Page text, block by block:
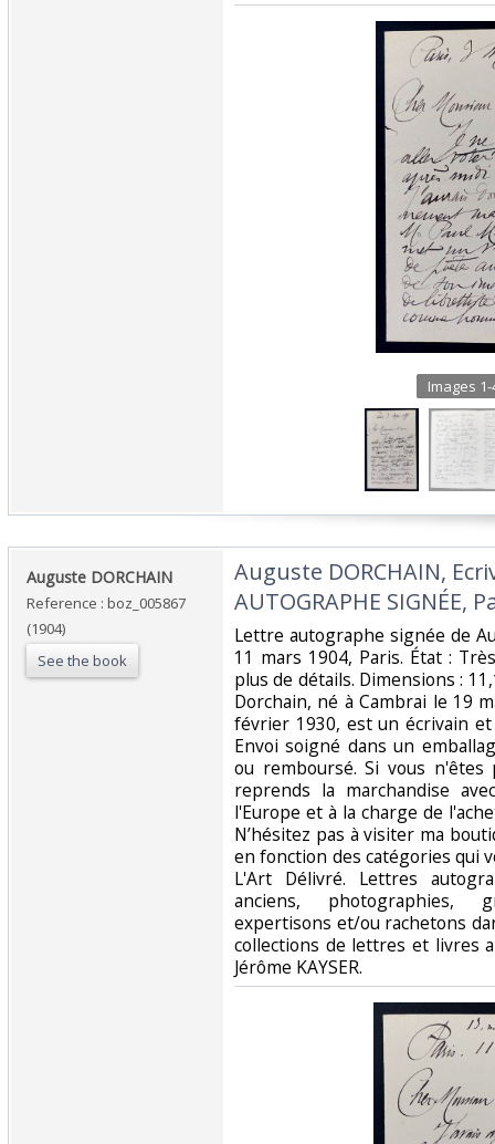
Images
‎Auguste DORCHAIN‎
Reference : boz_005867
(1904)
See the book
‎Auguste DORCHAIN,
AUTOGRAPHE SIGNÉE,
‎Lettre autographe signée de
11 mars 1904, Paris. État :
plus de détails. Dimensions :
Dorchain, né à Cambrai le 19
février 1930, est un écrivain
Envoi soigné dans un
ou remboursé. Si vous
reprends la marchandise
l'Europe et à la charge de
N’hésitez pas à visiter ma
en fonction des catégories qui
L'Art Délivré. Lettres
anciens, photographies,
expertisons et/ou rachetons
collections de lettres et livres
Jérôme KAYSER.‎